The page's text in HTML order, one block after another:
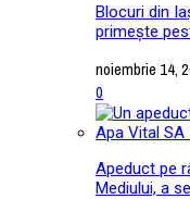
Blocuri din
primește
noiembrie 14,
0
Apeduct pe
Mediului, a